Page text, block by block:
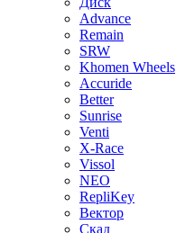
Advance
Remain
SRW
Khomen Wheels
Accuride
Better
Sunrise
Venti
X-Race
Vissol
NEO
RepliKey
Вектор
Скад